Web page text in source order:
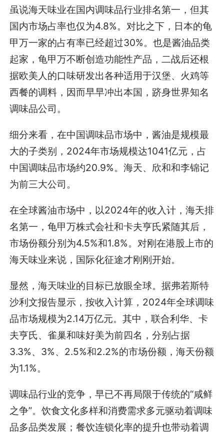
虽说海天味业在国内调味品行业排名第一，但其
国内市场占率也仅为4.8%。对比之下，日本的龟
甲万一家的占有率已经超过30%。也是酱油品类
起家，龟甲万不断创造功能性产品，二战后还根
据欧美人的口味研发出各种适用于汉堡、火鸡等
西餐的调料，因而早早冲出本国，跻身世界知名
调味品公司。
细分来看，在中国调味品市场中，酱油是规模最
大的子类别，2024年市场规模达1041亿元，占
中国调味品市场约20.9%。海天、欣和和李锦记
为前三大公司。
在全球酱油市场中，以2024年的收入计，海天排
名第一，龟甲万株式会社和卡夫亨氏紧随其后，
市场份额分别为4.5%和1.8%。对刚在港股上市的
海天味业来说，国际化征途才刚刚开始。
显然，海天味业的目标已放眼全球。据弗若斯特
沙利文报告显示，按收入计算，2024年全球调味
品市场规模为2.14万亿元。其中，联合利华、卡
夫亨氏、雀巢和味好美为前四名，分别占据
3.3%、3%、2.5%和2.2%的市场份额，海天份额
为1.1%。
调味品行业的竞争，早已不再局限于传统的“咸鲜
之争”。饮食文化多样和消费需求多元驱动着调味
品多品类发展；餐饮连锁化率的提升也带动着调